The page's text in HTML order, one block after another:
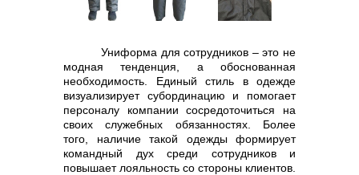
Униформа для сотрудников – это не
модная тенденция, а обоснованная
необходимость. Единый стиль в одежде
визуализирует субординацию и помогает
персоналу компании сосредоточиться на
своих служебных обязанностях. Более
того, наличие такой одежды формирует
командный дух среди сотрудников и
повышает лояльность со стороны клиентов.